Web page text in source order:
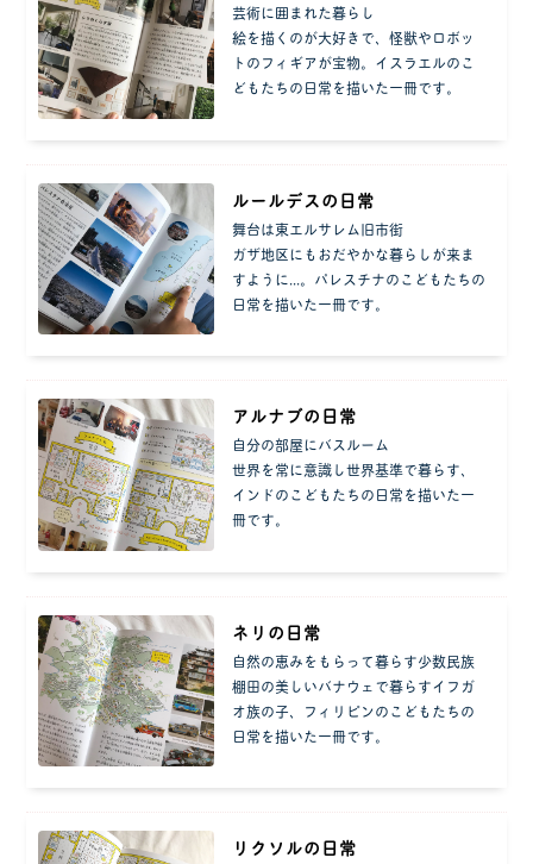
芸術に囲まれた暮らし
絵を描くのが大好きで、怪獣やロボッ
トのフィギアが宝物。イスラエルのこ
どもたちの日常を描いた一冊です。
ルールデスの日常
舞台は東エルサレム旧市街
ガザ地区にもおだやかな暮らしが来ま
すように...。パレスチナのこどもたちの
日常を描いた一冊です。
アルナブの日常
自分の部屋にバスルーム
世界を常に意識し世界基準で暮らす、
インドのこどもたちの日常を描いた一
冊です。
ネリの日常
自然の恵みをもらって暮らす少数民族
棚田の美しいバナウェで暮らすイフガ
オ族の子、フィリピンのこどもたちの
日常を描いた一冊です。
リクソルの日常